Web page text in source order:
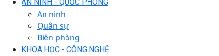
AN NINH - QUỐC PHÒNG
An ninh
Quân sự
Biên phòng
KHOA HỌC - CÔNG NGHỆ